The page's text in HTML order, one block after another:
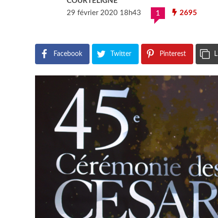
29 février 2020 18h43
1 2695
Facebook Twitter Pinterest